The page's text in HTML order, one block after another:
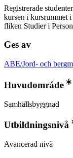
Registrerade
kursen i kursrummet
fliken Studier i
Ges av
ABE/Jord- och
Huvudområde
Samhällsbyggnad
Utbildningsnivå
Avancerad nivå